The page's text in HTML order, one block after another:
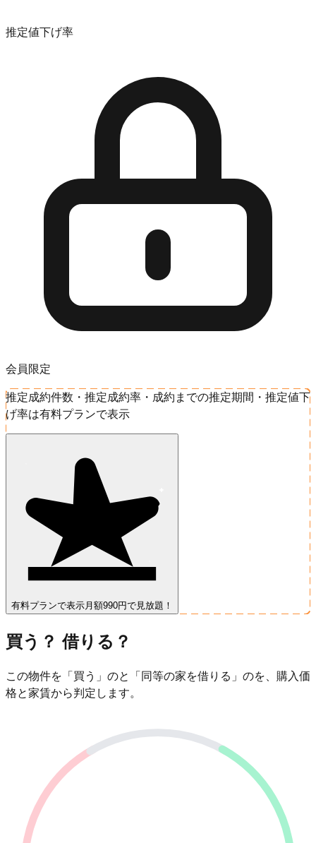
推定値下げ率
会員限定
推定成約件数・推定成約率・成約までの推定期間・推定値下
げ率は有料プランで表示
有料プランで表示 月額990円で見放題！
買う？ 借りる？
この物件を「買う」のと「同等の家を借りる」のを、購入価
格と家賃から判定します。